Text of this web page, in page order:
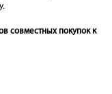
совместных покупок к